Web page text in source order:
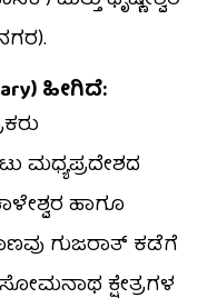
ಹೀಗಿದೆ:
ಮಧ್ಯಪ್ರದೇಶದ
ಹಾಗೂ
ಗುಜರಾತ್ ಕಡೆಗೆ
ಸೋಮನಾಥ ಕ್ಷೇತ್ರಗಳ